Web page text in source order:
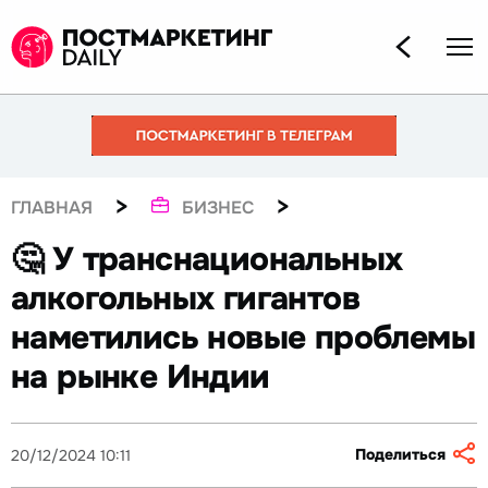
ГЛАВНАЯ > БИЗНЕС >
🤔 У транснациональных
алкогольных гигантов
наметились новые проблемы
на рынке Индии
20/12/2024 10:11 Поделиться